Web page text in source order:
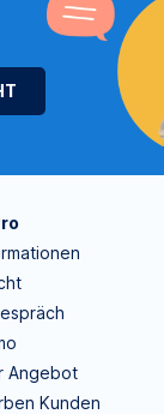
Angebot
Kunden